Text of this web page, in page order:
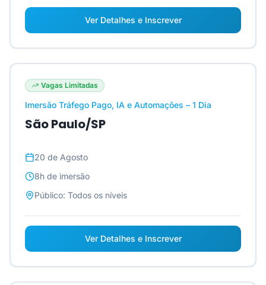
Ver Detalhes e Inscrever
Vagas Limitadas
Imersão Tráfego Pago, IA e Automações – 1 Dia
São Paulo/SP
20 de Agosto
8h de imersão
Público: Todos os níveis
Ver Detalhes e Inscrever